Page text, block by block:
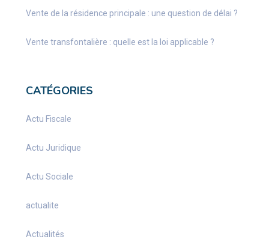
Vente de la résidence principale : une question de délai ?
Vente transfontalière : quelle est la loi applicable ?
CATÉGORIES
Actu Fiscale
Actu Juridique
Actu Sociale
actualite
Actualités